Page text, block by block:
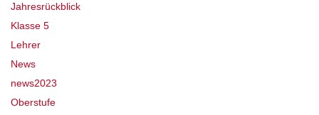
Jahresrückblick
Klasse 5
Lehrer
News
news2023
Oberstufe